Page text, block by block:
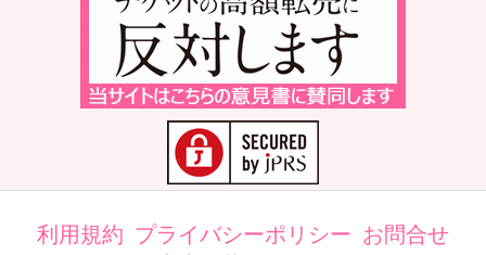
利用規約 プライバシーポリシー お問合せ